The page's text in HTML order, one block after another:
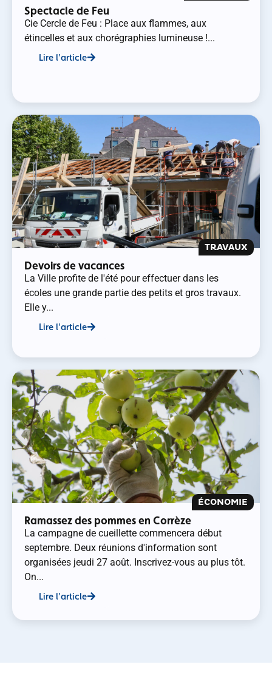
Spectacle de Feu
Cie Cercle de Feu : Place aux flammes, aux
étincelles et aux chorégraphies lumineuse !...
Lire l'article
TRAVAUX
Devoirs de vacances
La Ville profite de l'été pour effectuer dans les
écoles une grande partie des petits et gros travaux.
Elle y...
Lire l'article
ÉCONOMIE
Ramassez des pommes en Corrèze
La campagne de cueillette commencera début
septembre. Deux réunions d'information sont
organisées jeudi 27 août. Inscrivez-vous au plus tôt.
On...
Lire l'article